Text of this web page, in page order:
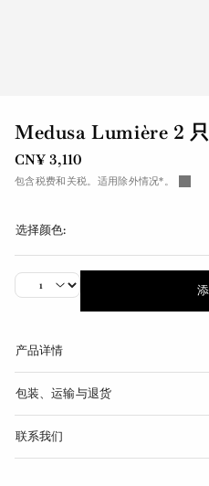
Medusa Lumière 2
CN¥ 3,110
包含税费和关税。适用除外情况*。
选择颜色:
产品详情
包装、运输与退货
联系我们